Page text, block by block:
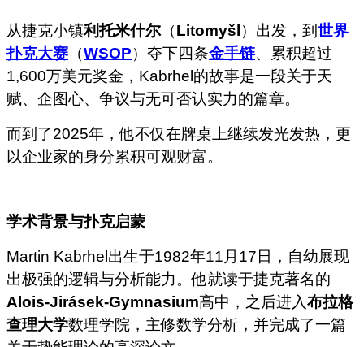
从捷克小镇利托米什尔（Litomyšl）出发，到 世界
扑克大赛 （WSOP）夺下四条金手链、累积超过
1,600万美元奖金，Kabrhel的故事是一段关于天
赋、企图心、争议与无可否认实力的篇章。
而到了2025年，他不仅在牌桌上继续发光发热，更
以企业家的身分累积可观财富。
学术背景与扑克启蒙
Martin Kabrhel出生于1982年11月17日，自幼展现
出极强的逻辑与分析能力。他就读于捷克著名的
Alois-Jirásek-Gymnasium高中，之后进入布拉格
查理大学数理学院，主修数学分析，并完成了一篇